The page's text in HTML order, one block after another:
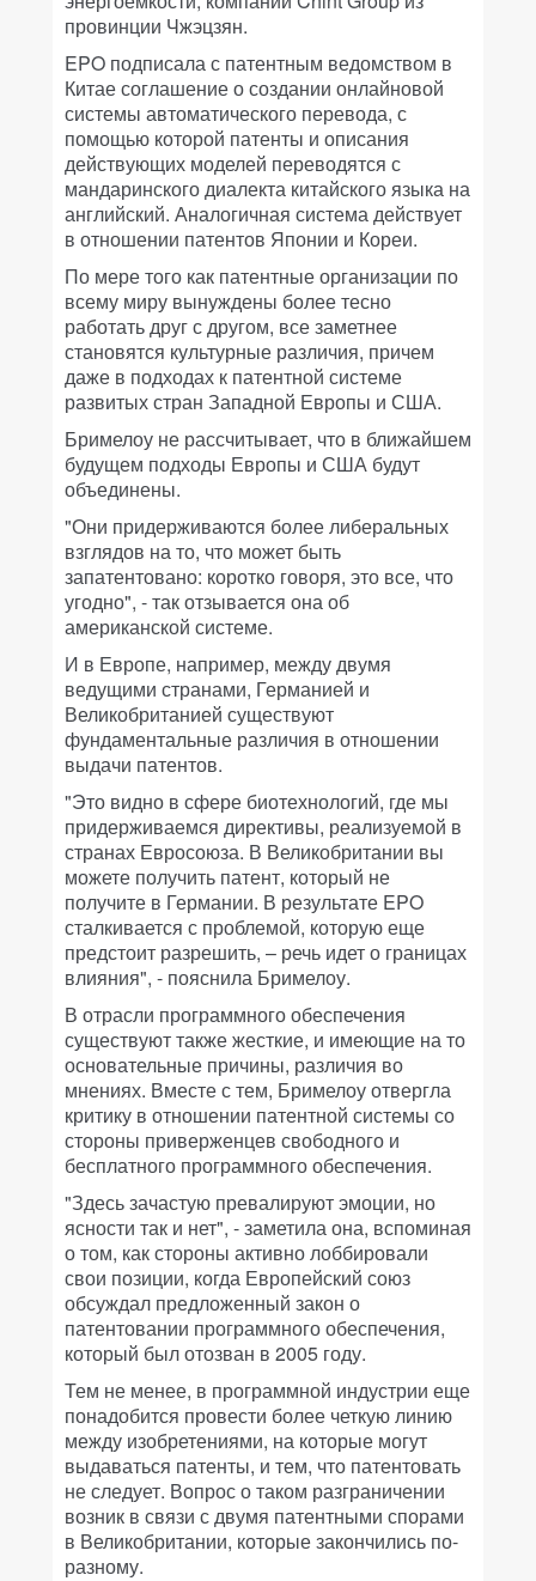
провинции Чжэцзян.
EPO подписала с патентным ведомством в
Китае соглашение о создании онлайновой
системы автоматического перевода, с
помощью которой патенты и описания
действующих моделей переводятся с
мандаринского диалекта китайского языка на
английский. Аналогичная система действует
в отношении патентов Японии и Кореи.
По мере того как патентные организации по
всему миру вынуждены более тесно
работать друг с другом, все заметнее
становятся культурные различия, причем
даже в подходах к патентной системе
развитых стран Западной Европы и США.
Бримелоу не рассчитывает, что в ближайшем
будущем подходы Европы и США будут
объединены.
"Они придерживаются более либеральных
взглядов на то, что может быть
запатентовано: коротко говоря, это все, что
угодно", - так отзывается она об
американской системе.
И в Европе, например, между двумя
ведущими странами, Германией и
Великобританией существуют
фундаментальные различия в отношении
выдачи патентов.
"Это видно в сфере биотехнологий, где мы
придерживаемся директивы, реализуемой в
странах Евросоюза. В Великобритании вы
можете получить патент, который не
получите в Германии. В результате EPO
сталкивается с проблемой, которую еще
предстоит разрешить, – речь идет о границах
влияния", - пояснила Бримелоу.
В отрасли программного обеспечения
существуют также жесткие, и имеющие на то
основательные причины, различия во
мнениях. Вместе с тем, Бримелоу отвергла
критику в отношении патентной системы со
стороны приверженцев свободного и
бесплатного программного обеспечения.
"Здесь зачастую превалируют эмоции, но
ясности так и нет", - заметила она, вспоминая
о том, как стороны активно лоббировали
свои позиции, когда Европейский союз
обсуждал предложенный закон о
патентовании программного обеспечения,
который был отозван в 2005 году.
Тем не менее, в программной индустрии еще
понадобится провести более четкую линию
между изобретениями, на которые могут
выдаваться патенты, и тем, что патентовать
не следует. Вопрос о таком разграничении
возник в связи с двумя патентными спорами
в Великобритании, которые закончились по-
разному.